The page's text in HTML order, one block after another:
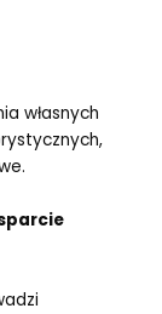
własnych